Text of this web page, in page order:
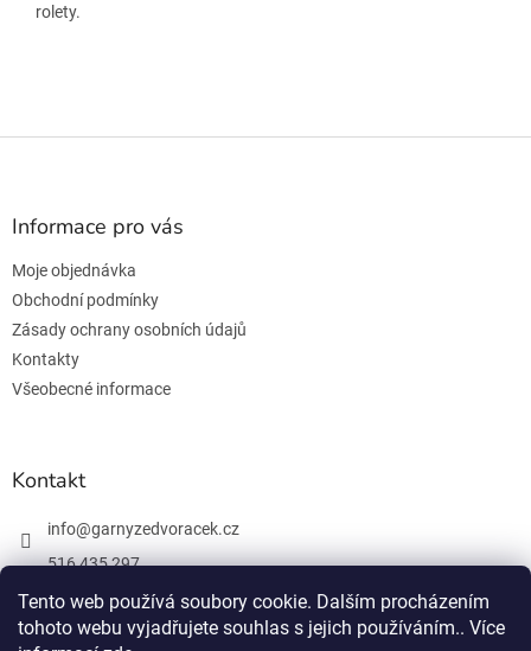
Tento web používá soubory cookie. Dalším procházením
tohoto webu vyjadřujete souhlas s jejich používáním.. Více
rolety.
Z
Informace pro vás
Moje objednávka
Obchodní podmínky
Zásady ochrany osobních údajů
Kontakty
Všeobecné informace
Kontakt
info@garnyzedvoracek.cz
516 435 297
603 895 965
Facebook